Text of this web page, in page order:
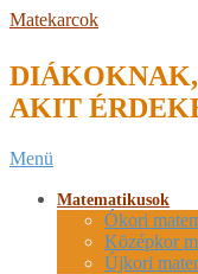
Skip
content
Matekarcok
AKIT
Secondary
Menu
Menü
Matematikusok
Ókori
Középkor
Újkori